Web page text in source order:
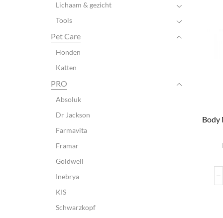
Body
Lichaam & gezicht
Tools
Pet Care
Honden
Katten
PRO
Absoluk
Dr Jackson
Farmavita
Framar
Goldwell
Inebrya
KIS
Schwarzkopf